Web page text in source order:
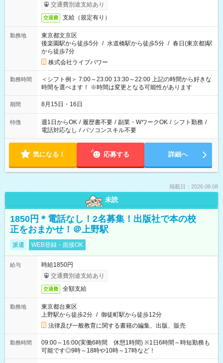
交通費別途支給あり
交通費 支給（規定有り）
勤務地
東京都文京区
後楽園駅から徒歩5分 / 水道橋駅から徒歩5分 / 春日(東京都)駅
から徒歩7分
株式会社ライブパワー
勤務時間
＜シフト例＞ 7:00～23:00 13:30～22:00 上記の時間から好きな
時間を選べます！ ※時間は変更となる可能性があります
期間 8月15日・16日
特徴 週1日からOK / 履歴書不要 / 副業・WワークOK / シフト勤務 /
電話対応なし / パソコンスキル不要
気になる！ 応募する 詳細へ
掲載日：2026.08.08
未読
1850円＊電話なし！2名募集！出版社で本の校
正をおまかせ！＠上野駅
派遣 WEB登録・面接OK
給与
時給1850円
交通費別途支給あり
交通費 全額支給
勤務地
東京都台東区
上野駅から徒歩2分 / 御徒町駅から徒歩12分
法律及び一般教育に関する書籍の編集、出版、販売
勤務時間
09:00～16:00(実働6時間 休憩1時間) ※1日6時間～時短勤務も
可能です◎9時～18時や10時～17時など！